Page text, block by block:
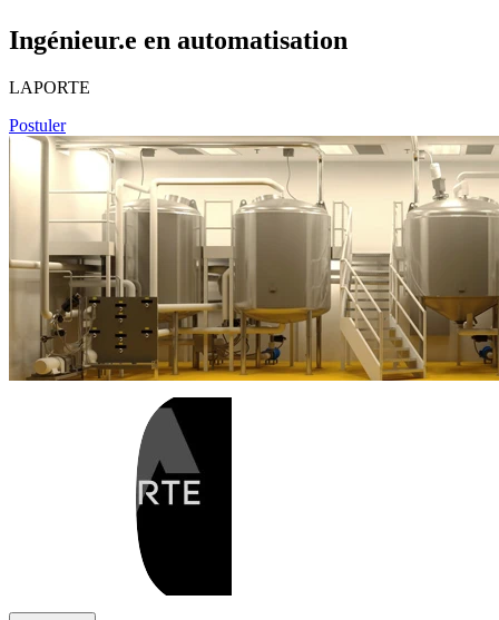
Ingénieur.e en automatisation
LAPORTE
Postuler